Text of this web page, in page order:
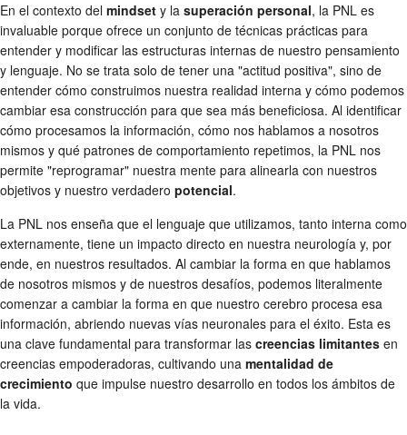
En el contexto del mindset y la superación personal, la PNL es
invaluable porque ofrece un conjunto de técnicas prácticas para
entender y modificar las estructuras internas de nuestro pensamiento
y lenguaje. No se trata solo de tener una "actitud positiva", sino de
entender cómo construimos nuestra realidad interna y cómo podemos
cambiar esa construcción para que sea más beneficiosa. Al identificar
cómo procesamos la información, cómo nos hablamos a nosotros
mismos y qué patrones de comportamiento repetimos, la PNL nos
permite "reprogramar" nuestra mente para alinearla con nuestros
objetivos y nuestro verdadero potencial.
La PNL nos enseña que el lenguaje que utilizamos, tanto interna como
externamente, tiene un impacto directo en nuestra neurología y, por
ende, en nuestros resultados. Al cambiar la forma en que hablamos
de nosotros mismos y de nuestros desafíos, podemos literalmente
comenzar a cambiar la forma en que nuestro cerebro procesa esa
información, abriendo nuevas vías neuronales para el éxito. Esta es
una clave fundamental para transformar las creencias limitantes en
creencias empoderadoras, cultivando una mentalidad de
crecimiento que impulse nuestro desarrollo en todos los ámbitos de
la vida.